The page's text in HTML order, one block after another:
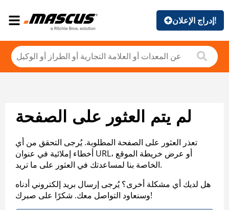
إدراج الإعلان!
لم يتم العثور على الصفحة
تعذر العثور على الصفحة المطلوبة. يُرجى التحقق من أي
أخطاء إملائية في عنوان URL، أو عرض خريطة الموقع
الخاصة بنا لمساعدتك في العثور على ما تريد.
هل لديك أي مشكلة أخرى؟ يُرجى إرسال بريد إلكتروني أدناه
وسنعاود التواصل معك. شكرًا على صبرك!